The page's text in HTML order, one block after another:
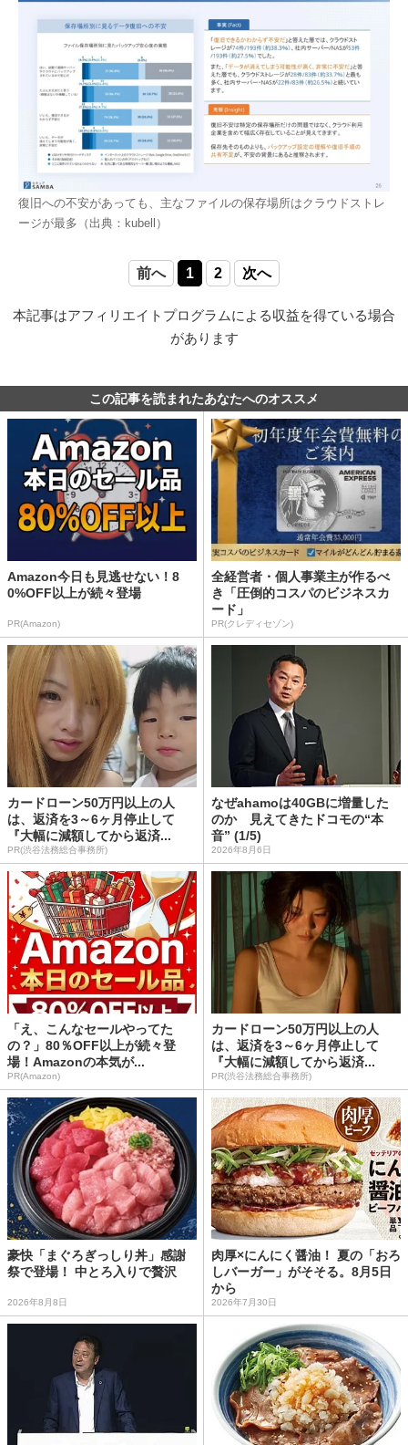
復旧への不安があっても、主なファイルの保存場所はクラウドストレ
ージが最多（出典：kubell）
前へ 1 2 次へ
本記事はアフィリエイトプログラムによる収益を得ている場合
があります
この記事を読まれたあなたへのオススメ
Amazon今日も見逃せない！8
0%OFF以上が続々登場
PR(Amazon)
全経営者・個人事業主が作るべ
き「圧倒的コスパのビジネスカ
ード」
PR(クレディセゾン)
カードローン50万円以上の人
は、返済を3～6ヶ月停止して
『大幅に減額してから返済...
PR(渋谷法務総合事務所)
なぜahamoは40GBに増量した
のか 見えてきたドコモの“本
音” (1/5)
2026年8月6日
「え、こんなセールやってた
の？」80％OFF以上が続々登
場！Amazonの本気が...
PR(Amazon)
カードローン50万円以上の人
は、返済を3～6ヶ月停止して
『大幅に減額してから返済...
PR(渋谷法務総合事務所)
豪快「まぐろぎっしり丼」感謝
祭で登場！ 中とろ入りで贅沢
2026年8月8日
肉厚×にんにく醤油！ 夏の「おろ
しバーガー」がそそる。8月5日
から
2026年7月30日